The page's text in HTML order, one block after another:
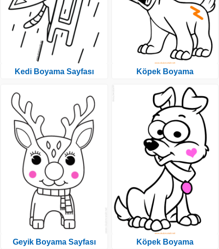
Kedi Boyama Sayfası
Geyik Boyama Sayfası
Köpek Boyama
Köpek Boyama